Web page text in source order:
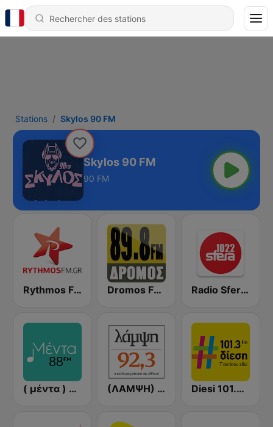
Stations Skylos 90 FM
Skylos 90 FM
90 FM
Rythmos FM - Ρυθμος 94.9 Dromos FM - ΔΡΟΜΟΣ 89.8 Radio Sfera 102.2 FM
( μέντα ) Menta 88 FM (ΛΑΜΨΗ) Lampsi 92.3 FM Diesi 101.3 FM